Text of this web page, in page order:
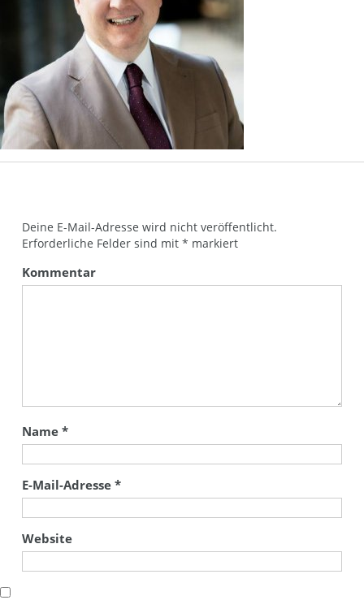
Deine E-Mail-Adresse wird nicht veröffentlicht.
Erforderliche Felder sind mit * markiert
Kommentar
Name *
E-Mail-Adresse *
Website